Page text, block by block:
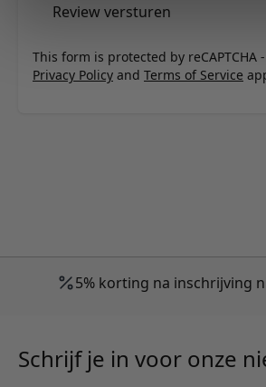
Review versturen
This form is protected by reCAPTCHA
Privacy Policy and Terms of Service
5% korting na inschrijving
Schrijf je in voor onze